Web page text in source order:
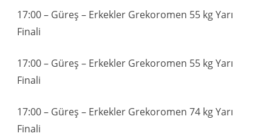
17:00 – Güreş – Erkekler Grekoromen 55 kg Yarı
Finali
17:00 – Güreş – Erkekler Grekoromen 55 kg Yarı
Finali
17:00 – Güreş – Erkekler Grekoromen 74 kg Yarı
Finali